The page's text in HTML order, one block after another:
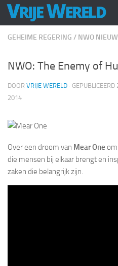
Doorgaan naar inhoud
GEHEIME REGERING / NWO
NWO: The Enemy of
DOOR VRIJE WERELD · GEPUBLICEERD
2014
Over een droom van Mear One
die mensen bij elkaar brengt en
zaken die belangrijk zijn.